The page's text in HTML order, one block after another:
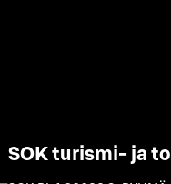
SOK turismi- ja